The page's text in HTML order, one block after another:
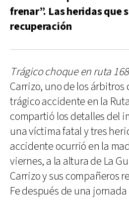
frenar”. Las heridas que
recuperación
Trágico choque en ruta
Carrizo, uno de los
trágico accidente en la
compartió los detalles del
una víctima fatal y tres
accidente ocurrió en la
viernes, a la altura de La
Carrizo y sus compañeros
Fe después de una